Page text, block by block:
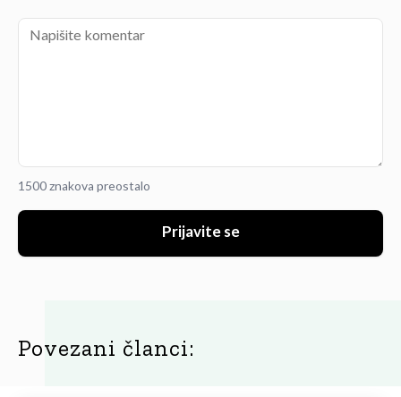
1500 znakova preostalo
Prijavite se
Povezani članci: